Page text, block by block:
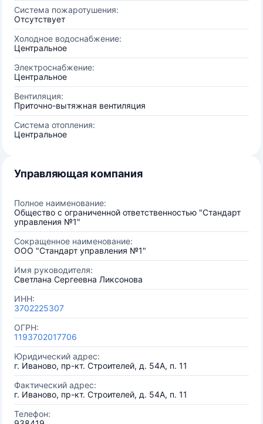
Система пожаротушения:
Отсутствует
Холодное водоснабжение:
Центральное
Электроснабжение:
Центральное
Вентиляция:
Приточно-вытяжная вентиляция
Система отопления:
Центральное
Управляющая компания
Полное наименование:
Общество с ограниченной ответственностью "Стандарт
управления №1"
Сокращенное наименование:
ООО "Стандарт управления №1"
Имя руководителя:
Светлана Сергеевна Ликсонова
ИНН:
3702225307
ОГРН:
1193702017706
Юридический адрес:
г. Иваново, пр-кт. Строителей, д. 54А, п. 11
Фактический адрес:
г. Иваново, пр-кт. Строителей, д. 54А, п. 11
Телефон: